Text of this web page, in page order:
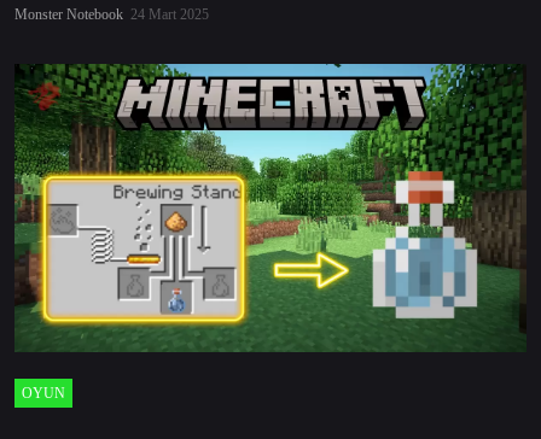
Monster Notebook 24 Mart 2025
OYUN